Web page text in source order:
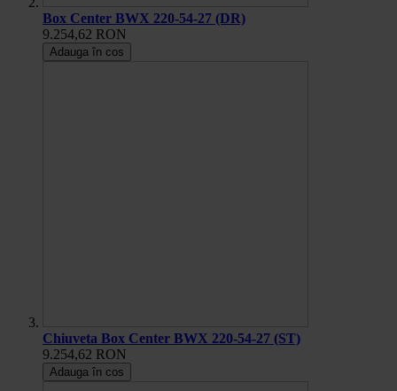
Box Center BWX 220-54-27 (DR)
9.254,62 RON
Adauga în cos
Chiuveta Box Center BWX 220-54-27 (ST)
9.254,62 RON
Adauga în cos